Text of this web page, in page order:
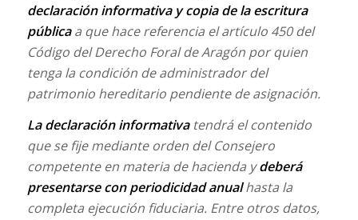
declaración informativa y copia de la escritura
públicaa que hace referencia el artículo 450 del
Código del Derecho Foral de Aragón por quien
tenga la condición de administrador del
patrimonio hereditario pendiente de asignación.
La declaración informativatendrá el contenido
que se fije mediante orden del Consejero
competente en materia de hacienda ydeberá
presentarse con periodicidad anualhasta la
completa ejecución fiduciaria. Entre otros datos,